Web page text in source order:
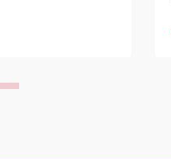
러한 고도로 발